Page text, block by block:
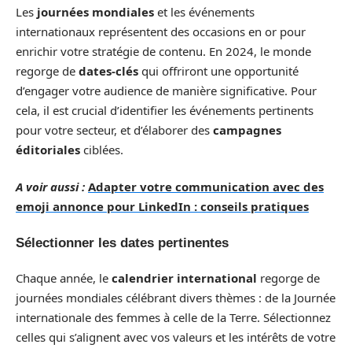
Les journées mondiales et les événements
internationaux représentent des occasions en or pour
enrichir votre stratégie de contenu. En 2024, le monde
regorge de dates-clés qui offriront une opportunité
d’engager votre audience de manière significative. Pour
cela, il est crucial d’identifier les événements pertinents
pour votre secteur, et d’élaborer des campagnes
éditoriales ciblées.
A voir aussi : Adapter votre communication avec des
emoji annonce pour LinkedIn : conseils pratiques
Sélectionner les dates pertinentes
Chaque année, le calendrier international regorge de
journées mondiales célébrant divers thèmes : de la Journée
internationale des femmes à celle de la Terre. Sélectionnez
celles qui s’alignent avec vos valeurs et les intérêts de votre